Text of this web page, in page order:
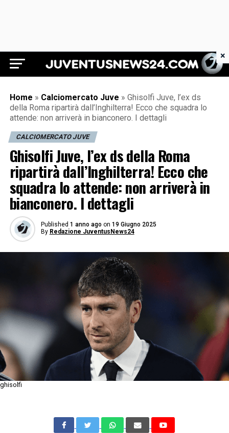
Juventus News 24
Home » Calciomercato Juve » Ghisolfi Juve, l’ex ds
della Roma ripartirà dall’Inghilterra! Ecco che squadra lo
attende: non arriverà in bianconero. I dettagli
CALCIOMERCATO JUVE
Ghisolfi Juve, l’ex ds della Roma
ripartirà dall’Inghilterra! Ecco che
squadra lo attende: non arriverà in
bianconero. I dettagli
Published 1 anno ago on 19 Giugno 2025
By Redazione JuventusNews24
ghisolfi
×